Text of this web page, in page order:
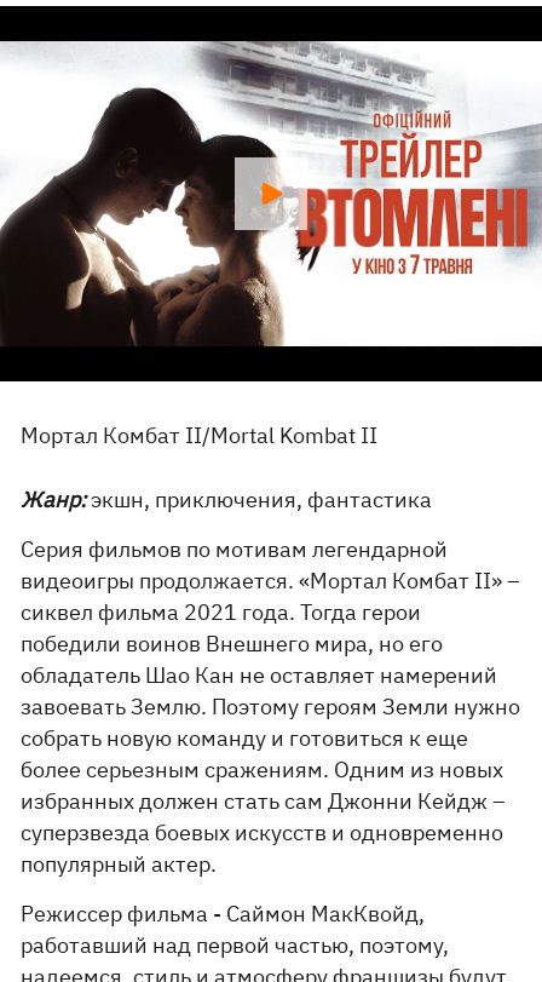
Мортал Комбат II/Mortal Kombat II
Жанр:экшн, приключения, фантастика
Серия фильмов по мотивам легендарной
видеоигры продолжается. «Мортал Комбат II» –
сиквел фильма 2021 года. Тогда герои
победили воинов Внешнего мира, но его
обладатель Шао Кан не оставляет намерений
завоевать Землю. Поэтому героям Земли нужно
собрать новую команду и готовиться к еще
более серьезным сражениям. Одним из новых
избранных должен стать сам Джонни Кейдж –
суперзвезда боевых искусств и одновременно
популярный актер.
Режиссер фильма - Саймон МакКвойд,
работавший над первой частью, поэтому,